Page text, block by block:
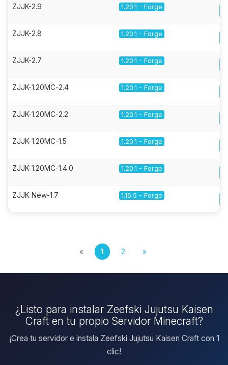
ZJJK-2.9 1.20.1 - Forge
ZJJK-2.8 1.20.1 - Forge
ZJJK-2.7 1.20.1 - Forge
ZJJK-1.20MC-2.4 1.20.1 - Forge
ZJJK-1.20MC-2.2 1.20.1 - Forge
ZJJK-1.20MC-1.5 1.20.1 - Forge
ZJJK-1.20MC-1.4.0 1.20.1 - Forge
ZJJK New-1.7 1.16.5 - Forge
« 1 2 »
¿Listo para instalar Zeefski Jujutsu Kaisen
Craft en tu propio Servidor Minecraft?
¡Crea tu servidor e instala Zeefski Jujutsu Kaisen Craft con 1
clic!